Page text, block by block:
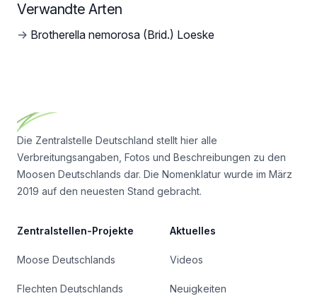
Verwandte Arten
→ Brotherella nemorosa (Brid.) Loeske
Die Zentralstelle Deutschland stellt hier alle
Verbreitungsangaben, Fotos und Beschreibungen zu den
Moosen Deutschlands dar. Die Nomenklatur wurde im März
2019 auf den neuesten Stand gebracht.
Zentralstellen-Projekte
Moose Deutschlands
Flechten Deutschlands
Aktuelles
Videos
Neuigkeiten